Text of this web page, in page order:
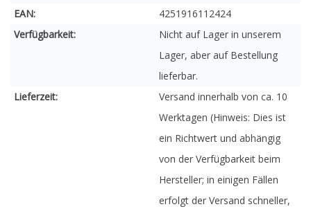
EAN:
4251916112424
Verfügbarkeit:
Nicht auf Lager in unserem
Lager, aber auf Bestellung
lieferbar.
Lieferzeit:
Versand innerhalb von ca. 10
Werktagen (Hinweis: Dies ist
ein Richtwert und abhängig
von der Verfügbarkeit beim
Hersteller; in einigen Fällen
erfolgt der Versand schneller,